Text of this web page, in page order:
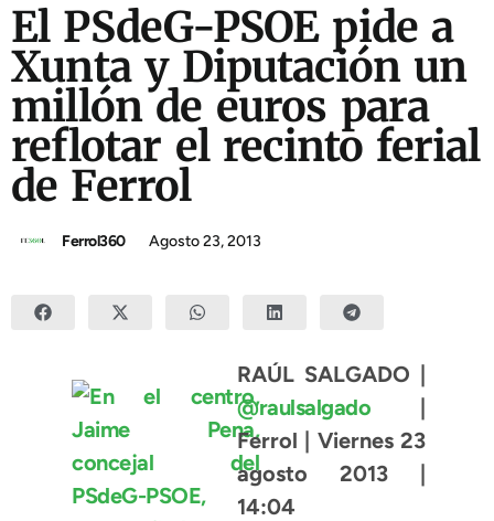
El PSdeG-PSOE pide a
Xunta y Diputación un
millón de euros para
reflotar el recinto ferial
de Ferrol
Ferrol360 Agosto 23, 2013
RAÚL SALGADO |
@raulsalgado |
Ferrol | Viernes 23
agosto 2013 |
14:04